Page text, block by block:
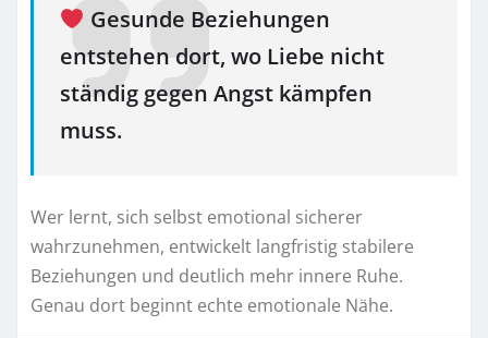
Gesunde Beziehungen
entstehen dort, wo Liebe nicht
ständig gegen Angst kämpfen
muss.
Wer lernt, sich selbst emotional sicherer
wahrzunehmen, entwickelt langfristig stabilere
Beziehungen und deutlich mehr innere Ruhe.
Genau dort beginnt echte emotionale Nähe.